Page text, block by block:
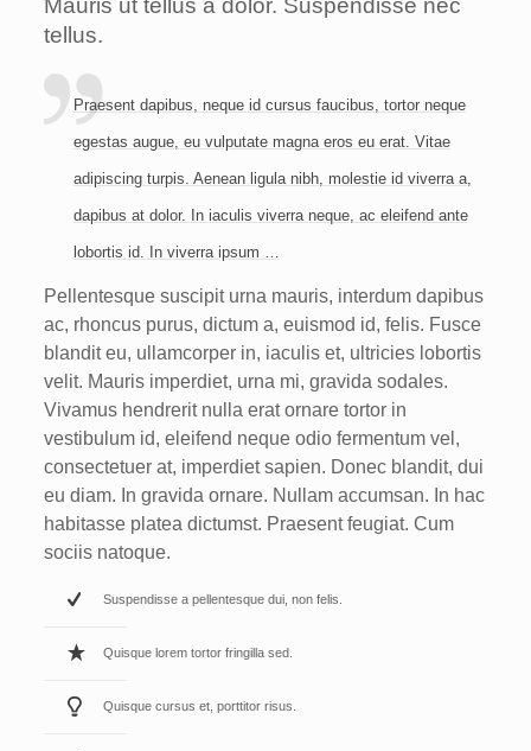
Mauris ut tellus a dolor. Suspendisse nec
tellus.
Praesent dapibus, neque id cursus faucibus, tortor neque
egestas augue, eu vulputate magna eros eu erat. Vitae
adipiscing turpis. Aenean ligula nibh, molestie id viverra a,
dapibus at dolor. In iaculis viverra neque, ac eleifend ante
lobortis id. In viverra ipsum …
Pellentesque suscipit urna mauris, interdum dapibus
ac, rhoncus purus, dictum a, euismod id, felis. Fusce
blandit eu, ullamcorper in, iaculis et, ultricies lobortis
velit. Mauris imperdiet, urna mi, gravida sodales.
Vivamus hendrerit nulla erat ornare tortor in
vestibulum id, eleifend neque odio fermentum vel,
consectetuer at, imperdiet sapien. Donec blandit, dui
eu diam. In gravida ornare. Nullam accumsan. In hac
habitasse platea dictumst. Praesent feugiat. Cum
sociis natoque.
Suspendisse a pellentesque dui, non felis.
Quisque lorem tortor fringilla sed.
Quisque cursus et, porttitor risus.